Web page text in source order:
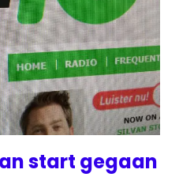
start gegaan